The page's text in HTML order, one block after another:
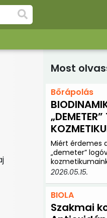
Most
Bőrápolás
Miért érdemes
„demeter”
2026.05.15.
BIOLA
Szakmai